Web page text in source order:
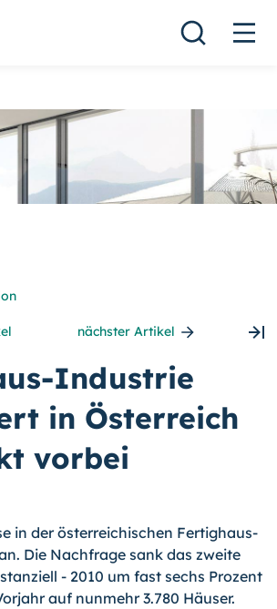
nächster Artikel
Industrie
in Österreich
vorbei
in der österreichischen Fertighaus-
Die Nachfrage sank das zweite
- 2010 um fast sechs Prozent
auf nunmehr 3.780 Häuser.